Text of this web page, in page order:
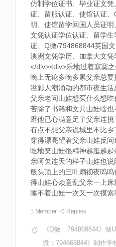
仿制学位证书、毕业证文
证、留服认证、使馆认证
明、使馆留学回国人员证明
文凭认证学位认证、留学
证、Q微/794868844英国文
澳洲文凭学历、加拿大文
</div><div>乐地过着寂寞
晚上无论多晚多累父亲总
溢彩人潮涌动的都市夜生
父亲老问山娃想买什么想
苦除了书籍和文具山娃啥
逛他已心满意足了父亲连
有点不想父亲说城里不比
穿得漂亮望着父亲山娃反
吃地笑山娃很精神越逛越
亲呵欠连天的样子山娃也
般头顶上的三叶扇彻夜呜
得山娃心烦意乱父亲一上
睡不着山娃一次又一次摸
1 Member · 0 Replies
《Q微：794868844》
微：794868844》制作